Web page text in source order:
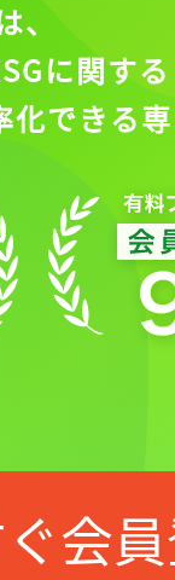
に関する
できる
会